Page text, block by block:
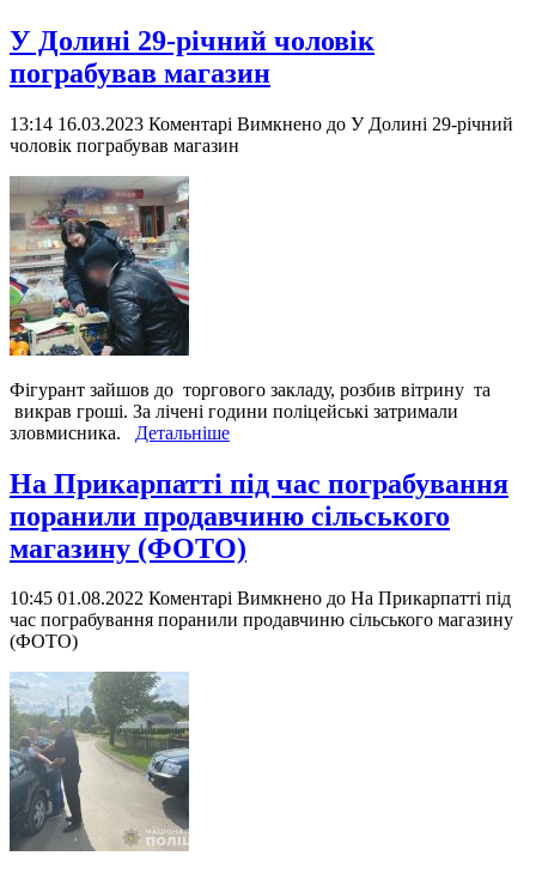
У Долині 29-річний чоловік
пограбував магазин
13:14 16.03.2023 Коментарі Вимкнено до У Долині 29-річний
чоловік пограбував магазин
Фігурант зайшов до торгового закладу, розбив вітрину та
викрав гроші. За лічені години поліцейські затримали
зловмисника. Детальніше
На Прикарпатті під час пограбування
поранили продавчиню сільського
магазину (ФОТО)
10:45 01.08.2022 Коментарі Вимкнено до На Прикарпатті під
час пограбування поранили продавчиню сільського магазину
(ФОТО)